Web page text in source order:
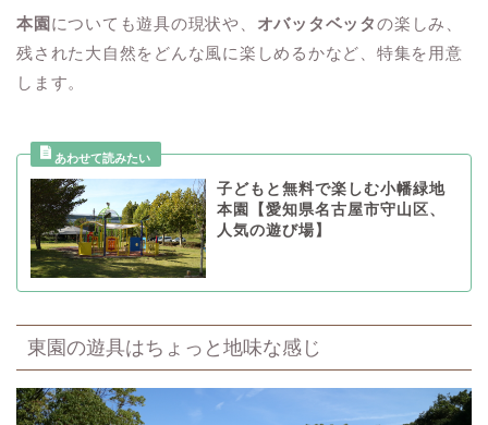
本園 についても遊具の現状や、 オバッタベッタの楽しみ、
残された大自然をどんな風に楽しめるかなど、特集を用意
します。
子どもと無料で楽しむ小幡緑地
本園【愛知県名古屋市守山区、
人気の遊び場】
東園の遊具はちょっと地味な感じ